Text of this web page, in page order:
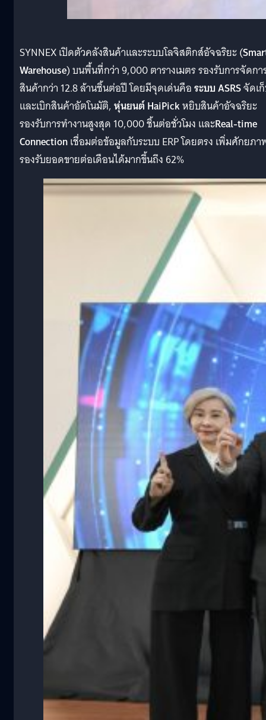
SYNNEX เปิดตัวคลังสินค้าและระบบโลจิสติกส์อัจฉริยะ (
Warehouse) บนพื้นที่กว่า 9,000 ตารางเมตร รองรับการจัดกา
สินค้ากว่า 12.8 ล้านชิ้นต่อปี โดยมีจุดเด่นคือระบบ ASRSจัดเ
และเบิกสินค้าอัตโนมัติ, หุ่นยนต์ HaiPickหยิบสินค้าอัจฉริยะ
รองรับการทำงานสูงสุด 10,000 ชิ้นต่อชั่วโมง และReal-time
Connectionเชื่อมต่อข้อมูลกับระบบ ERP โดยตรง เพิ่มศักยภา
รองรับยอดขายต่อเดือนได้มากขึ้นถึง 62%